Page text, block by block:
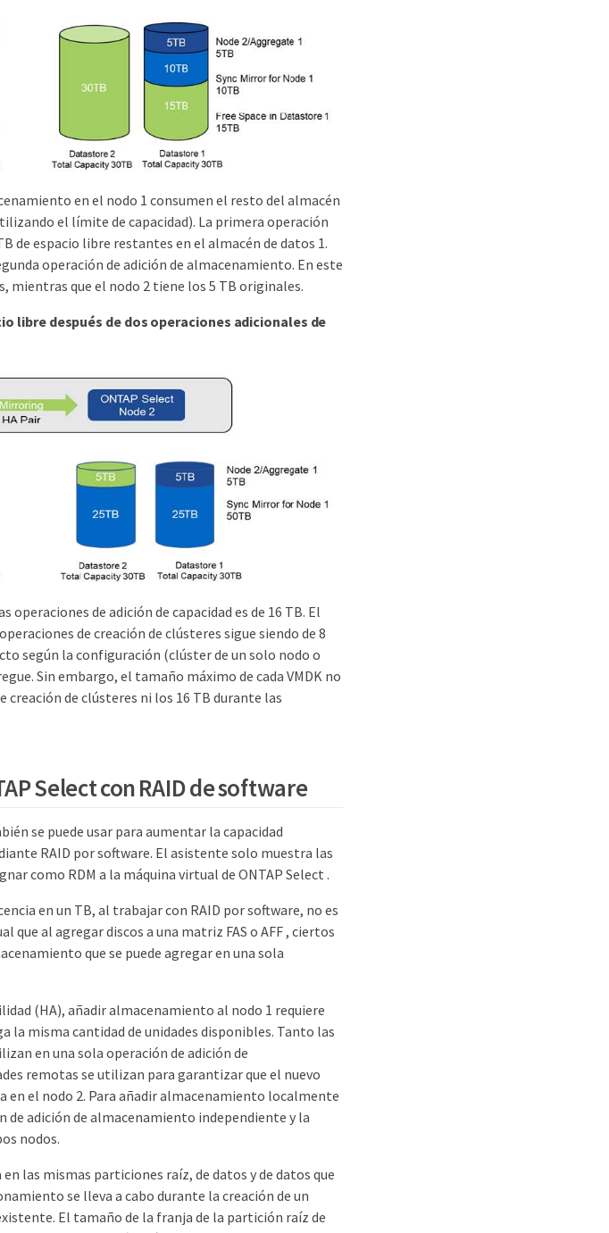
en el nodo 1 consumen el resto del almacén
el límite de capacidad). La primera operación
de espacio libre restantes en el almacén de datos 1.
operación de adición de almacenamiento. En este
mientras que el nodo 2 tiene los 5 TB originales.
libre después de dos operaciones adicionales de
de adición de capacidad es de 16 TB. El
de creación de clústeres sigue siendo de 8
según la configuración (clúster de un solo nodo o
Sin embargo, el tamaño máximo de cada VMDK no
creación de clústeres ni los 16 TB durante las
Select con RAID de software
se puede usar para aumentar la capacidad
RAID por software. El asistente solo muestra las
como RDM a la máquina virtual de ONTAP Select .
en un TB, al trabajar con RAID por software, no es
al agregar discos a una matriz FAS o AFF , ciertos
que se puede agregar en una sola
(HA), añadir almacenamiento al nodo 1 requiere
la misma cantidad de unidades disponibles. Tanto las
en una sola operación de adición de
remotas se utilizan para garantizar que el nuevo
el nodo 2. Para añadir almacenamiento localmente
de adición de almacenamiento independiente y la
nodos.
las mismas particiones raíz, de datos y de datos que
se lleva a cabo durante la creación de un
El tamaño de la franja de la partición raíz de